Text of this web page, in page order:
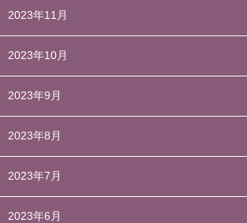
2023年11月
2023年10月
2023年9月
2023年8月
2023年7月
2023年6月